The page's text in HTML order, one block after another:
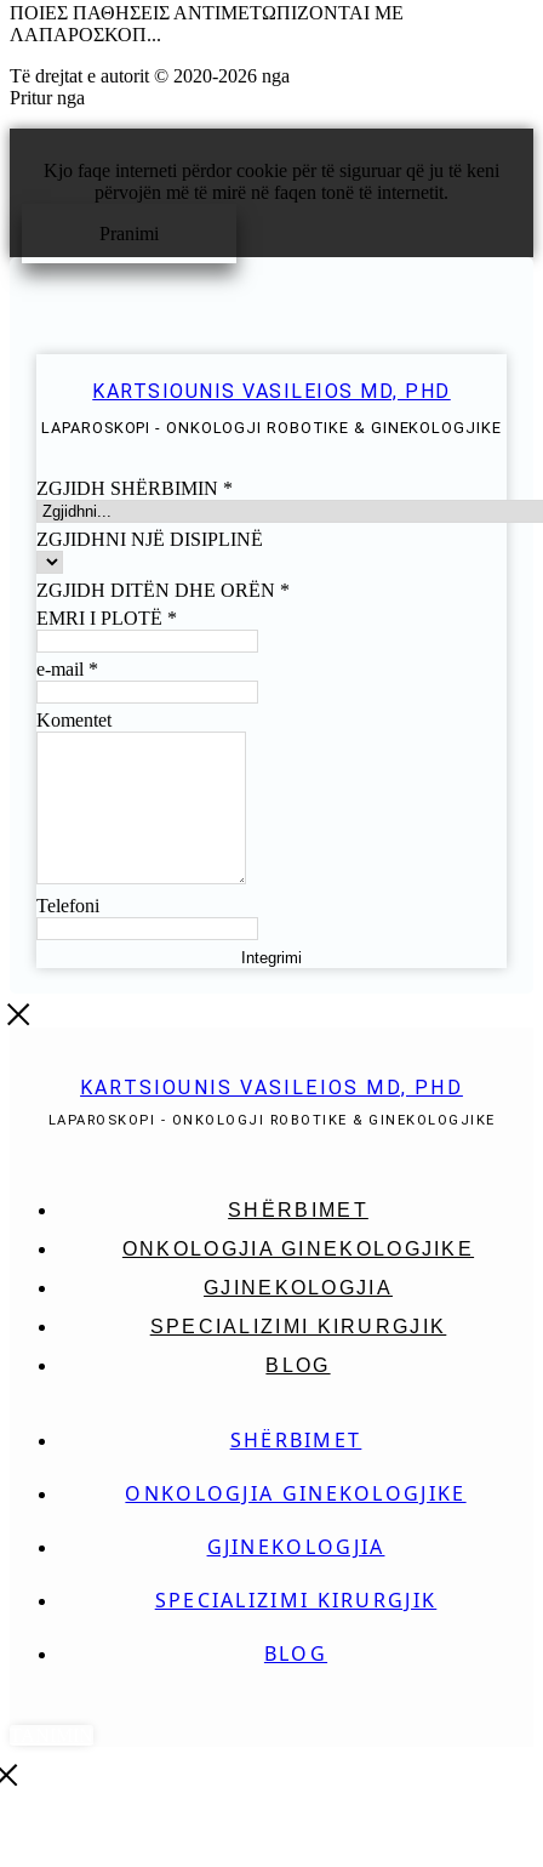
ΠΟΙΕΣ ΠΑΘΗΣΕΙΣ ΑΝΤΙΜΕΤΩΠΙΖΟΝΤΑΙ ΜΕ
ΛΑΠΑΡΟΣΚΟΠ...
Të drejtat e autorit © 2020-2026 nga
Pritur nga
Kjo faqe interneti përdor cookie për të siguruar që ju të keni
përvojën më të mirë në faqen tonë të internetit.
Pranimi
KARTSIOUNIS VASILEIOS MD, PHD
LAPAROSKOPI - ONKOLOGJI ROBOTIKE & GINEKOLOGJIKE
ZGJIDH SHËRBIMIN *
ZGJIDHNI NJË DISIPLINË
ZGJIDH DITËN DHE ORËN *
EMRI I PLOTË *
e-mail *
Komentet
Telefoni
Integrimi
KARTSIOUNIS VASILEIOS MD, PHD
LAPAROSKOPI - ONKOLOGJI ROBOTIKE & GINEKOLOGJIKE
SHËRBIMET
ONKOLOGJIA GINEKOLOGJIKE
GJINEKOLOGJIA
SPECIALIZIMI KIRURGJIK
BLOG
SHËRBIMET
ONKOLOGJIA GINEKOLOGJIKE
GJINEKOLOGJIA
SPECIALIZIMI KIRURGJIK
BLOG